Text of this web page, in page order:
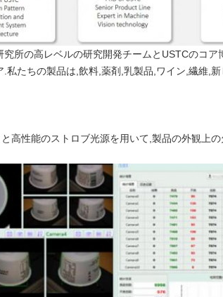
所の高レベルの研究開発チームとUSTCのコ
私たちの製品は,飲料,薬剤,乳製品,ワイン,繊維,
高性能のストロブ光源を用いて,製品の外観上